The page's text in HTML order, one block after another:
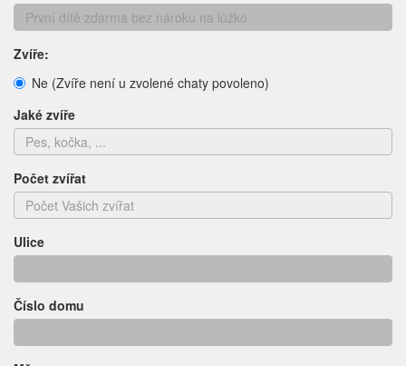
Zvíře:
Ne (Zvíře není u zvolené chaty povoleno)
Jaké zvíře
Počet zvířat
Ulice
Číslo domu